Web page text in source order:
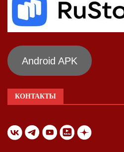
Android APK
КОНТАКТЫ